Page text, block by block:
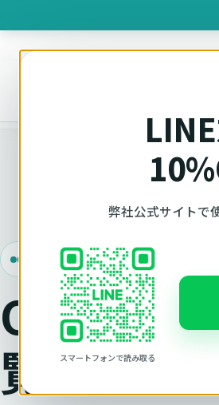
弊社公式サイトで
スマートフォンで読み取る
Ottocast正規販売代理店 Azgate株
Ottocast
覧で比較